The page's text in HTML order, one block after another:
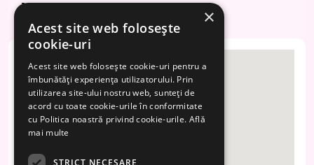
Joi: 09:00 – 14:00 / 14:30-18:00
×
Acest site web folosește
cookie-uri
Acest site web folosește cookie-uri pentru a
îmbunătăți experiența utilizatorului. Prin
utilizarea site-ului nostru web, sunteți de
acord cu toate cookie-urile în conformitate
cu Politica noastră privind cookie-urile. Află
mai multe
STRICT NECESARE